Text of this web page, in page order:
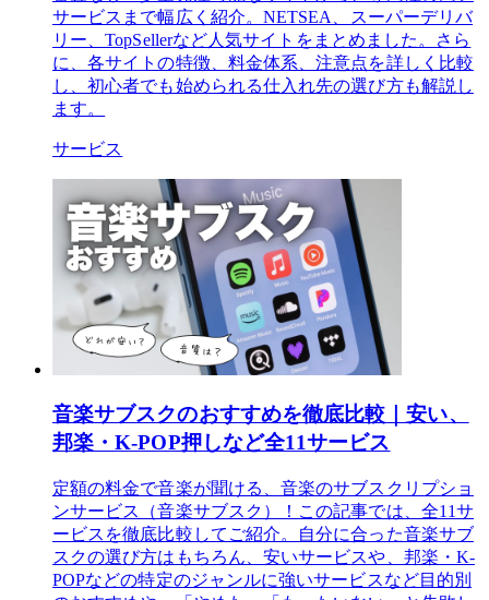
サービスまで幅広く紹介。NETSEA、スーパーデリバ
リー、TopSellerなど人気サイトをまとめました。さら
に、各サイトの特徴、料金体系、注意点を詳しく比較
し、初心者でも始められる仕入れ先の選び方も解説し
ます。
サービス
音楽サブスクのおすすめを徹底比較｜安い、
邦楽・K-POP押しなど全11サービス
定額の料金で音楽が聞ける、音楽のサブスクリプショ
ンサービス（音楽サブスク）！この記事では、全11サ
ービスを徹底比較してご紹介。自分に合った音楽サブ
スクの選び方はもちろん、安いサービスや、邦楽・K-
POPなどの特定のジャンルに強いサービスなど目的別